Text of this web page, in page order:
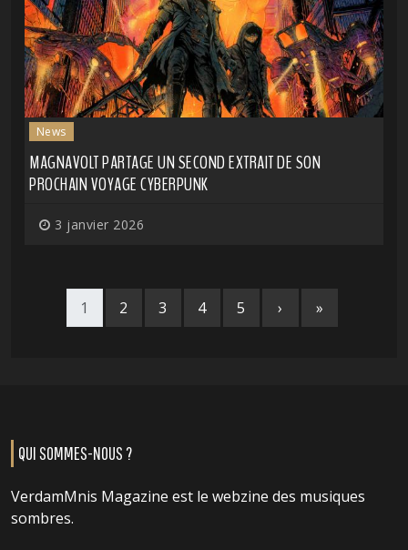
News
MAGNAVOLT PARTAGE UN SECOND EXTRAIT DE SON
PROCHAIN VOYAGE CYBERPUNK
3 janvier 2026
1 2 3 4 5 › »
QUI SOMMES-NOUS ?
VerdamMnis Magazine est le webzine des musiques
sombres.